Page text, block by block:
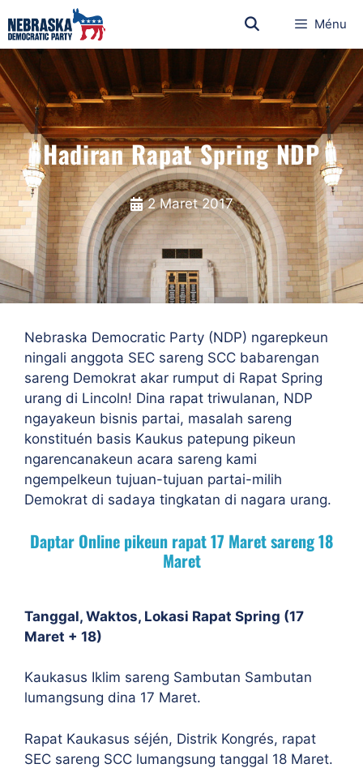
Ménu
Hadiran Rapat Spring NDP
2 Maret 2017
Nebraska Democratic Party (NDP) ngarepkeun
ningali anggota SEC sareng SCC babarengan
sareng Demokrat akar rumput di Rapat Spring
urang di Lincoln! Dina rapat triwulanan, NDP
ngayakeun bisnis partai, masalah sareng
konstituén basis Kaukus patepung pikeun
ngarencanakeun acara sareng kami
ngempelkeun tujuan-tujuan partai-milih
Demokrat di sadaya tingkatan di nagara urang.
Daptar Online pikeun rapat 17 Maret sareng 18
Maret
Tanggal, Waktos, Lokasi Rapat Spring (17
Maret + 18)
Kaukasus Iklim sareng Sambutan Sambutan
lumangsung dina 17 Maret.
Rapat Kaukasus séjén, Distrik Kongrés, rapat
SEC sareng SCC lumangsung tanggal 18 Maret.